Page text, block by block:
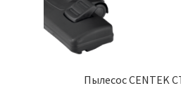
Пылесос CENTEK